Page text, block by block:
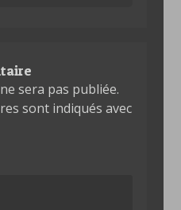
sera pas publiée.
sont indiqués avec